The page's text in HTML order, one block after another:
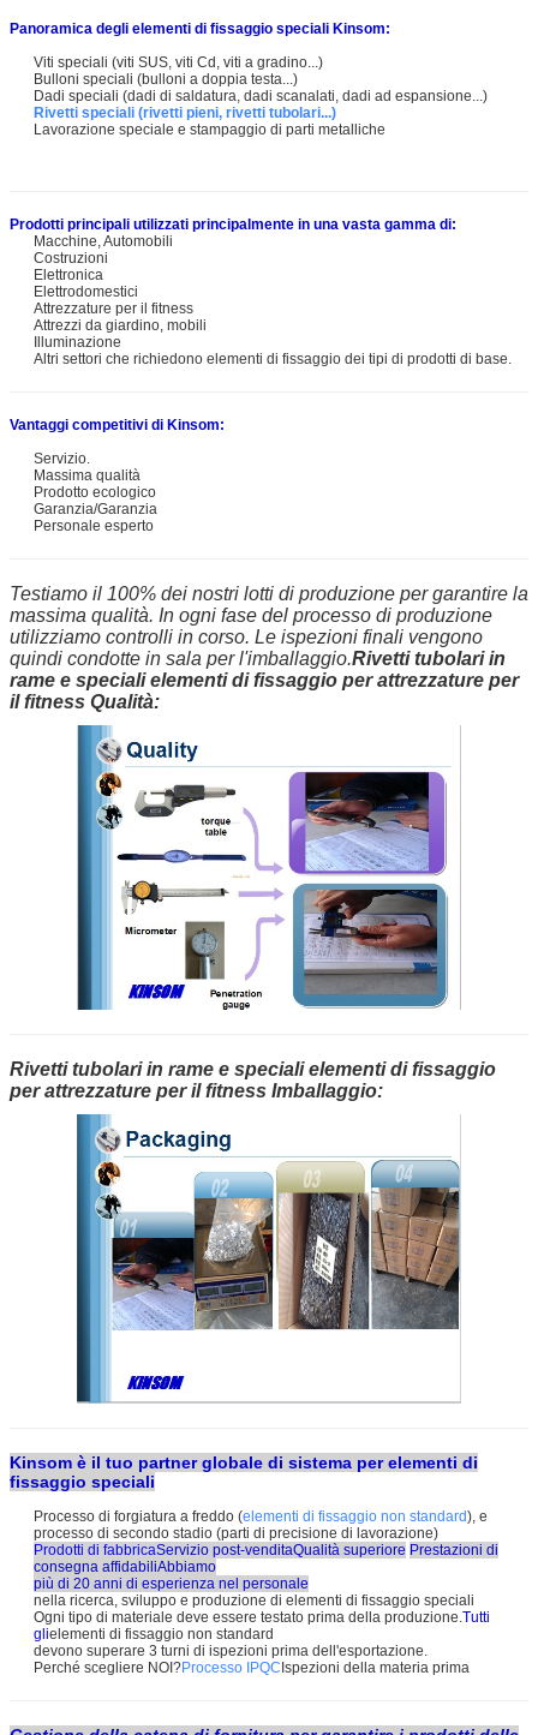
Panoramica degli elementi di fissaggio speciali Kinsom:
Viti speciali (viti SUS, viti Cd, viti a gradino...)
Bulloni speciali (bulloni a doppia testa...)
Dadi speciali (dadi di saldatura, dadi scanalati, dadi ad espansione...)
Rivetti speciali (rivetti pieni, rivetti tubolari...)
Lavorazione speciale e stampaggio di parti metalliche
Prodotti principali utilizzati principalmente in una vasta gamma di:
Macchine, Automobili
Costruzioni
Elettronica
Elettrodomestici
Attrezzature per il fitness
Attrezzi da giardino, mobili
Illuminazione
Altri settori che richiedono elementi di fissaggio dei tipi di prodotti di base.
Vantaggi competitivi di Kinsom:
Servizio.
Massima qualità
Prodotto ecologico
Garanzia/Garanzia
Personale esperto
Testiamo il 100% dei nostri lotti di produzione per garantire la
massima qualità. In ogni fase del processo di produzione
utilizziamo controlli in corso. Le ispezioni finali vengono
quindi condotte in sala per l'imballaggio.Rivetti tubolari in
rame e speciali elementi di fissaggio per attrezzature per
il fitness Qualità:
Rivetti tubolari in rame e speciali elementi di fissaggio
per attrezzature per il fitness Imballaggio:
Kinsom è il tuo partner globale di sistema per elementi di
fissaggio speciali
Processo di forgiatura a freddo (elementi di fissaggio non standard), e
processo di secondo stadio (parti di precisione di lavorazione)
Prodotti di fabbricaServizio post-venditaQualità superiore Prestazioni di
consegna affidabiliAbbiamo
più di 20 anni di esperienza nel personale
nella ricerca, sviluppo e produzione di elementi di fissaggio speciali
Ogni tipo di materiale deve essere testato prima della produzione.Tutti
glielementi di fissaggio non standard
devono superare 3 turni di ispezioni prima dell'esportazione.
Perché scegliere NOI?Processo IPQCIspezioni della materia prima